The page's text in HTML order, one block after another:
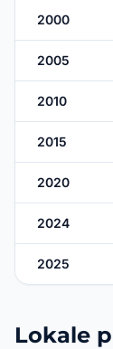
2000
2005
2010
2015
2020
2024
2025
Lokale